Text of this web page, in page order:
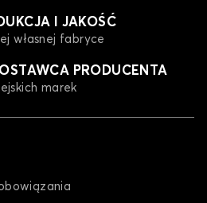
I JAKOŚĆ
własnej fabryce
PRODUCENTA
marek